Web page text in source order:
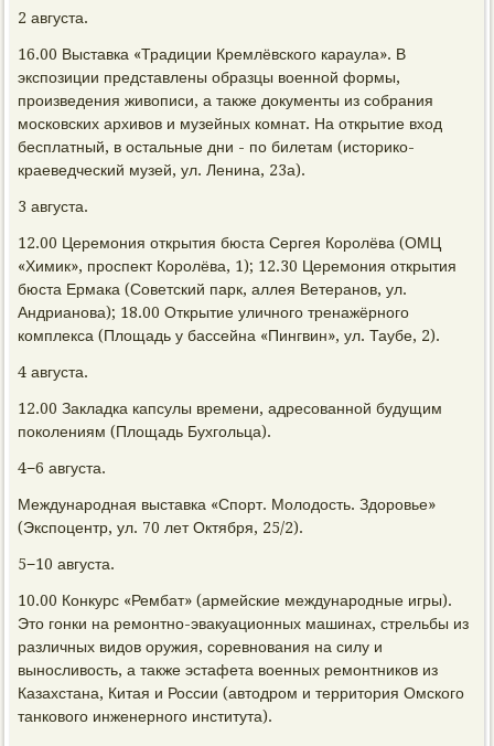
2 августа.
16.00 Выставка «Традиции Кремлёвского караула». В
экспозиции представлены образцы военной формы,
произведения живописи, а также документы из собрания
московских архивов и музейных комнат. На открытие вход
бесплатный, в остальные дни - по билетам (историко-
краеведческий музей, ул. Ленина, 23а).
3 августа.
12.00 Церемония открытия бюста Сергея Королёва (ОМЦ
«Химик», проспект Королёва, 1); 12.30 Церемония открытия
бюста Ермака (Советский парк, аллея Ветеранов, ул.
Андрианова); 18.00 Открытие уличного тренажёрного
комплекса (Площадь у бассейна «Пингвин», ул. Таубе, 2).
4 августа.
12.00 Закладка капсулы времени, адресованной будущим
поколениям (Площадь Бухгольца).
4−6 августа.
Международная выставка «Спорт. Молодость. Здоровье»
(Экспоцентр, ул. 70 лет Октября, 25/2).
5−10 августа.
10.00 Конкурс «Рембат» (армейские международные игры).
Это гонки на ремонтно-эвакуационных машинах, стрельбы из
различных видов оружия, соревнования на силу и
выносливость, а также эстафета военных ремонтников из
Казахстана, Китая и России (автодром и территория Омского
танкового инженерного института).